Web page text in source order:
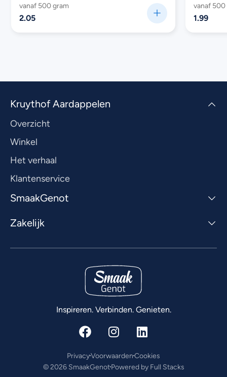
vanaf 500 gram
2.05
vanaf 500
1.99
Kruythof Aardappelen
Overzicht
Winkel
Het verhaal
Klantenservice
SmaakGenot
Zakelijk
Inspireren. Verbinden. Genieten.
PrivacyVoorwaarden Cookies
© 2026 SmaakGenotPowered by Full Stacks